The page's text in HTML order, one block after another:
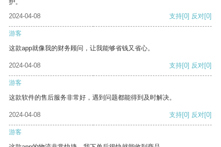
护。
2024-04-08
支持[0] 反对[0]
游客
这款app就像我的财务顾问，让我能够省钱又省心。
2024-04-08 支持[0] 反对[0]
游客
这款软件的售后服务非常好，遇到问题都能得到及时解决。
2024-04-08 支持[0] 反对[0]
游客